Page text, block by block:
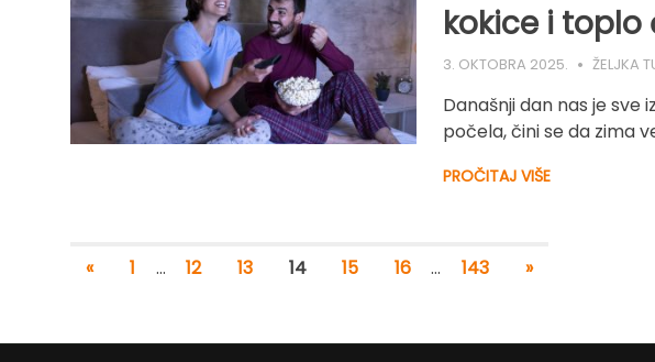
kokice i toplo
3. OKTOBRA 2025. ŽELJKA
Današnji dan nas je sve
počela, čini se da zima
PROČITAJ VIŠE
« 1 … 12 13 14 15 16 … 143 »